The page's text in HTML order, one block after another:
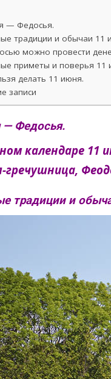
— Федосья.
традиции и обычаи 11
можно провести
приметы и поверья 11
делать 11 июня.
записи
— Федосья.
календаре 11
гречушница,
традиции и